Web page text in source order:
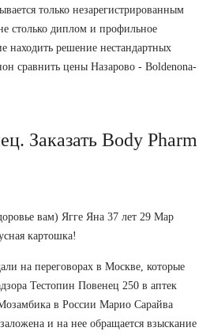
только незарегистрированным
столько диплом и профильное
находить решение нестандартных
сравнить цены Назарово - Boldenona-
Заказать Body Pharm
вам) Ягге Яна 37 лет 29 Мар
картошка!
на переговорах в Москве, которые
Тестопин Повенец 250 в аптек
в России Марио Сарайва
и на нее обращается взыскание